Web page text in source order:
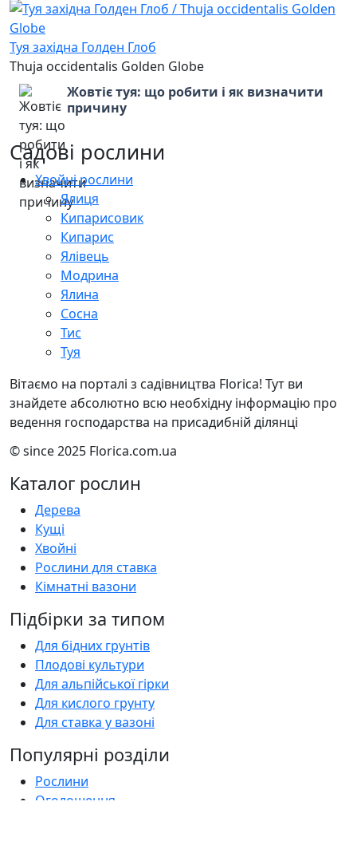
Туя західна Голден Глоб
Thuja occidentalis Golden Globe
Жовтіє туя: що робити і як визначити
причину
Садові рослини
Хвойні рослини
Ялиця
Кипарисовик
Кипарис
Ялівець
Модрина
Ялина
Сосна
Тис
Туя
Вітаємо на порталі з садівництва Florica! Тут ви
знайдете абсолютно всю необхідну інформацію про
ведення господарства на присадибній ділянці
© since 2025 Florica.com.ua
Каталог рослин
Дерева
Кущі
Хвойні
Рослини для ставка
Кімнатні вазони
Підбірки за типом
Для бідних грунтів
Плодові культури
Для альпійської гірки
Для кислого грунту
Для ставка у вазоні
Популярні розділи
Рослини
Оголошення